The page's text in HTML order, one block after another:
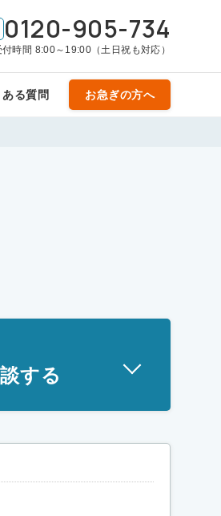
0120-905-734
付時間 8:00～19:00（土日祝も対応）
ある質問 お急ぎの方へ
する